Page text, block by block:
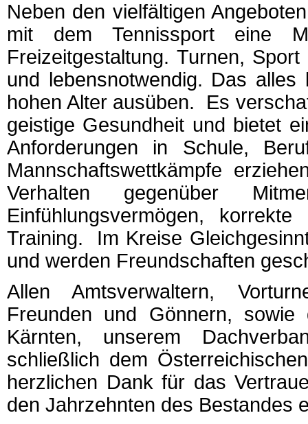
Neben den vielfältigen
mit dem Tennissport eine
Freizeitgestaltung. Turnen,
und lebensnotwendig. Das
hohen Alter ausüben. Es
geistige Gesundheit und bietet
Anforderungen in Schule,
Mannschaftswettkämpfe
Verhalten gegenüber
Einfühlungsvermögen,
Training. Im Kreise
und werden Freundschaften
Allen Amtsverwaltern,
Freunden und Gönnern,
Kärnten, unserem
schließlich dem
herzlichen Dank für das
den Jahrzehnten des Bestandes